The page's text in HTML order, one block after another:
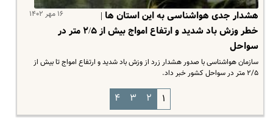
۱۶ مهر ۱۴۰۲
هشدار جدی هواشناسی به این استان ها |
خطر وزش باد شدید و ارتفاع امواج بیش از ۲/۵ متر در
سواحل
سازمان هواشناسی با صدور هشدار زرد از وزش باد شدید و ارتفاع امواج تا بیش از
۲/۵ متر در سواحل کشور خبر داد.
۱ ۲ ۳ ۴